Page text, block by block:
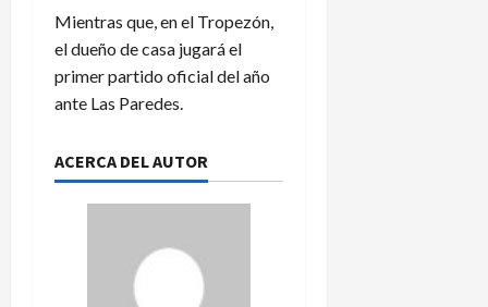
Mientras que, en el Tropezón,
el dueño de casa jugará el
primer partido oficial del año
ante Las Paredes.
ACERCA DEL AUTOR